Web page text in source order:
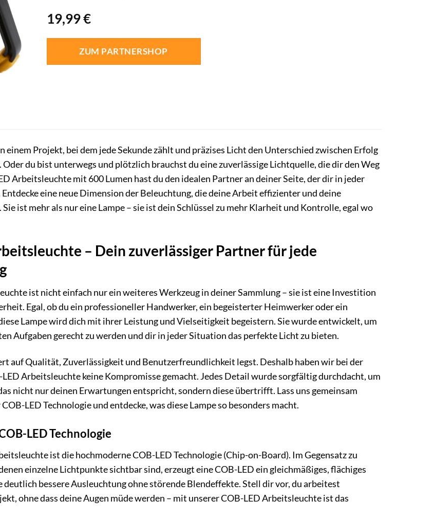
19,99€
ZUM PARTNERSHOP
einem Projekt, bei dem jede Sekunde zählt und präzises Licht den Unterschied zwischen Erfolg
du bist unterwegs und plötzlich brauchst du eine zuverlässige Lichtquelle, die dir den Weg
Arbeitsleuchte mit 600 Lumen hast du den idealen Partner an deiner Seite, der dir in jeder
eine neue Dimension der Beleuchtung, die deine Arbeit effizienter und deine
ist mehr als nur eine Lampe – sie ist dein Schlüssel zu mehr Klarheit und Kontrolle, egal wo
– Dein zuverlässiger Partner für jede
ist nicht einfach nur ein weiteres Werkzeug in deiner Sammlung – sie ist eine Investition
Egal, ob du ein professioneller Handwerker, ein begeisterter Heimwerker oder ein
Lampe wird dich mit ihrer Leistung und Vielseitigkeit begeistern. Sie wurde entwickelt, um
Aufgaben gerecht zu werden und dir in jeder Situation das perfekte Licht zu bieten.
auf Qualität, Zuverlässigkeit und Benutzerfreundlichkeit legst. Deshalb haben wir bei der
Arbeitsleuchte keine Kompromisse gemacht. Jedes Detail wurde sorgfältig durchdacht, um
nicht nur deinen Erwartungen entspricht, sondern diese übertrifft. Lass uns gemeinsam
LED Technologie und entdecke, was diese Lampe so besonders macht.
LED Technologie
ist die hochmoderne COB-LED Technologie (Chip-on-Board). Im Gegensatz zu
einzelne Lichtpunkte sichtbar sind, erzeugt eine COB-LED ein gleichmäßiges, flächiges
deutlich bessere Ausleuchtung ohne störende Blendeffekte. Stell dir vor, du arbeitest
ohne dass deine Augen müde werden – mit unserer COB-LED Arbeitsleuchte ist das